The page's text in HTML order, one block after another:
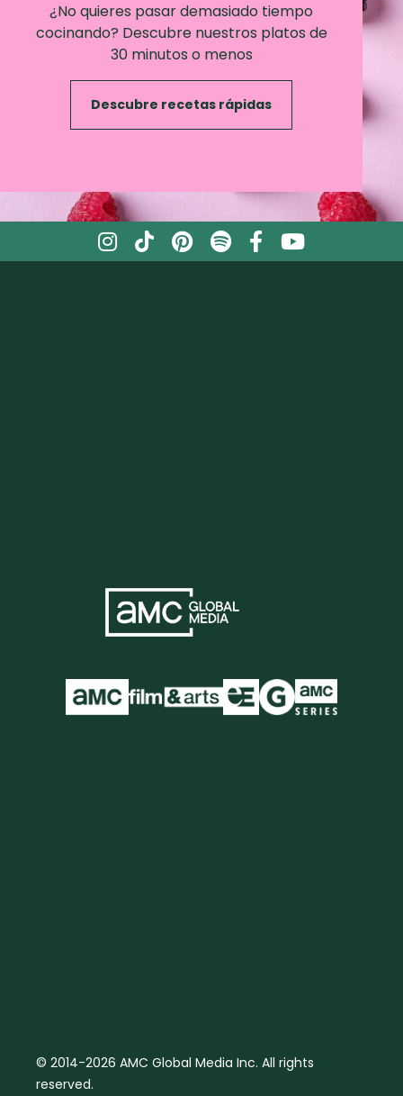
¿No quieres pasar demasiado tiempo
cocinando? Descubre nuestros platos de
30 minutos o menos
Descubre recetas rápidas
© 2014-2026 AMC Global Media Inc. All rights
reserved.